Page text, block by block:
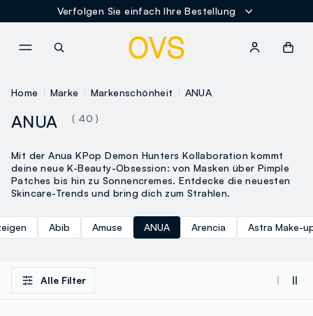
Verfolgen Sie einfach Ihre Bestellung
Home Marke Markenschönheit ANUA
ANUA ( 40 )
Mit der Anua KPop Demon Hunters Kollaboration kommt
deine neue K-Beauty-Obsession: von Masken über Pimple
Patches bis hin zu Sonnencremes. Entdecke die neuesten
Skincare-Trends und bring dich zum Strahlen.
Abib Amuse ANUA Arencia Astra Make-
Alle Filter